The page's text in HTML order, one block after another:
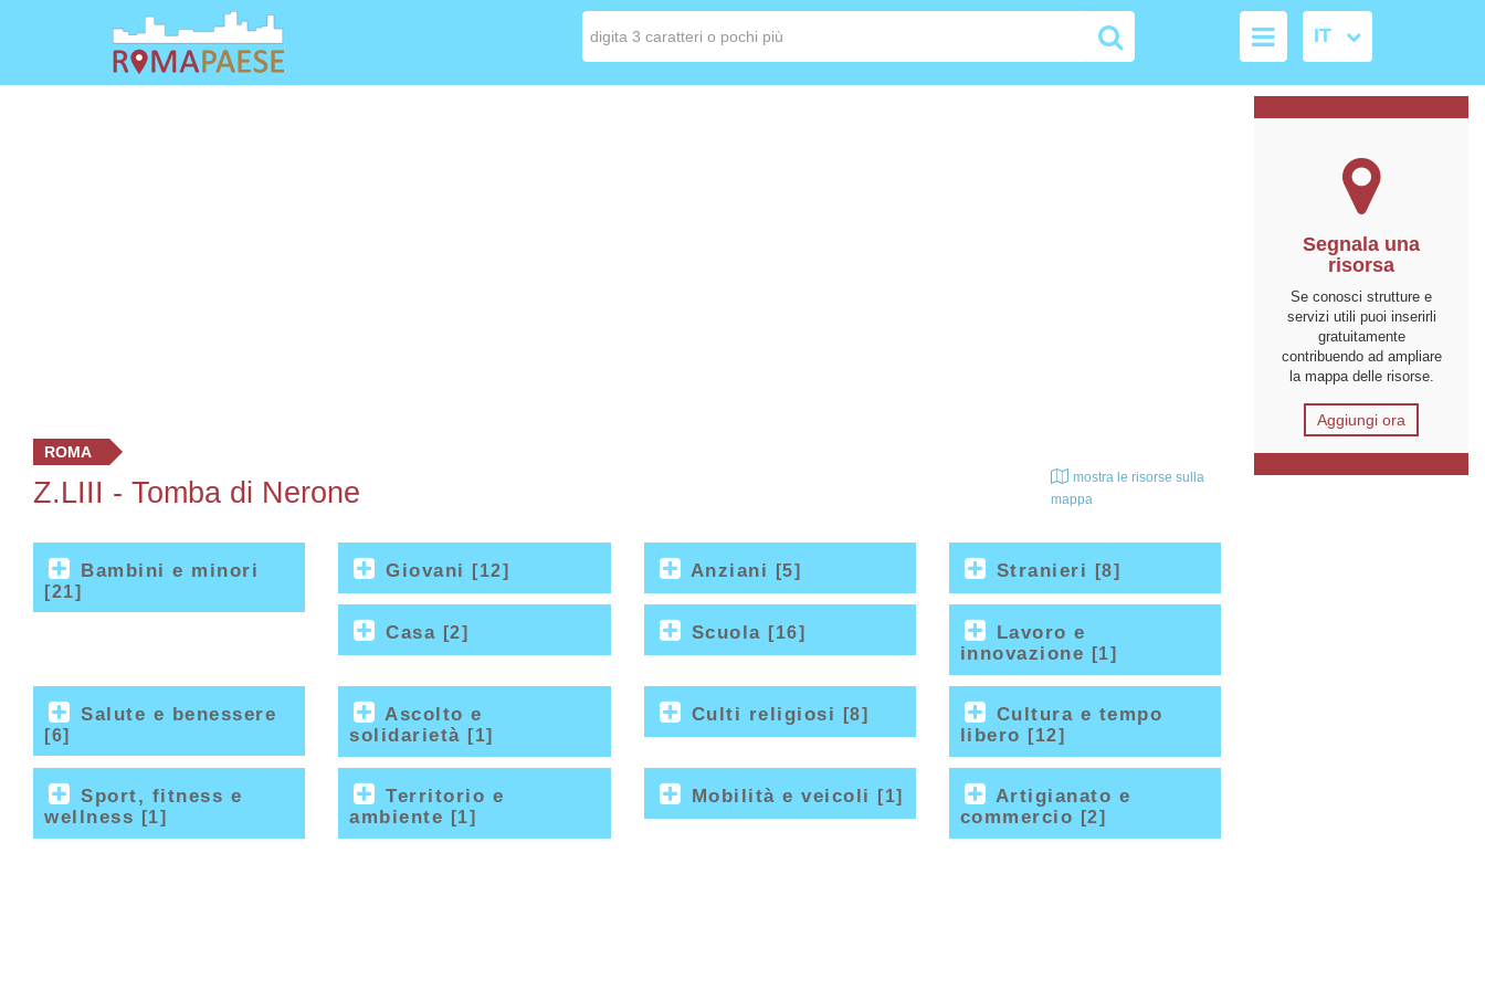
ROMA
Z.LIII - Tomba di Nerone
mostra le risorse sulla
mappa
Bambini e minori
[21]
Giovani [12] Anziani [5] Stranieri [8]
Casa [2] Scuola [16]
Lavoro e
innovazione
[1]
Salute e benessere
[6]
Ascolto e
solidarietà [1]
Culti religiosi [8]
Cultura e tempo
libero
[12]
Sport, fitness e
wellness
[1]
Territorio e
ambiente
[1]
Mobilità e veicoli [1]
Artigianato e
commercio
[2]
Segnala una
risorsa
Se conosci strutture e
servizi utili puoi inserirli
gratuitamente
contribuendo ad ampliare
la mappa delle risorse.
Aggiungi ora